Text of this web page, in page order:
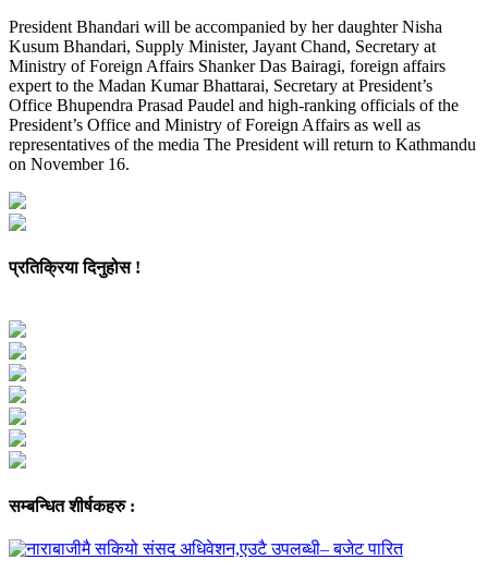
President Bhandari will be accompanied by her daughter Nisha
Kusum Bhandari, Supply Minister, Jayant Chand, Secretary at
Ministry of Foreign Affairs Shanker Das Bairagi, foreign affairs
expert to the Madan Kumar Bhattarai, Secretary at President’s
Office Bhupendra Prasad Paudel and high-ranking officials of the
President’s Office and Ministry of Foreign Affairs as well as
representatives of the media The President will return to Kathmandu
on November 16.
प्रतिक्रिया दिनुहोस !
सम्बन्धित शीर्षकहरु :